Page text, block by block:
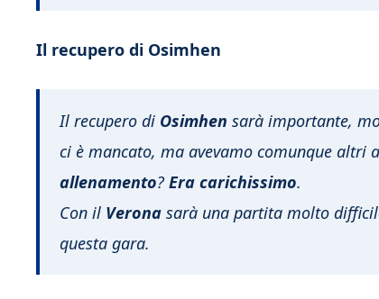
Il recupero di Osimhen
Il recupero di Osimhen sarà importante,
ci è mancato, ma avevamo comunque altri
allenamento?Era carichissimo.
Con il Verona sarà una partita molto
questa gara.